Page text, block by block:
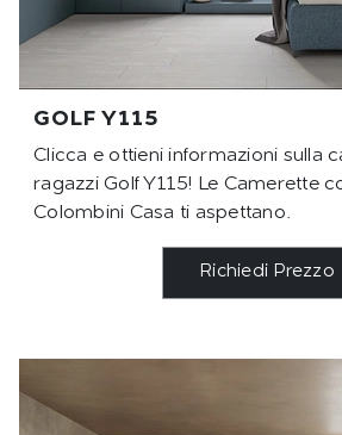
GOLF Y115
Clicca e ottieni informazioni sulla
ragazzi Golf Y115! Le Camerette
Colombini Casa ti aspettano.
Richiedi Prezzo